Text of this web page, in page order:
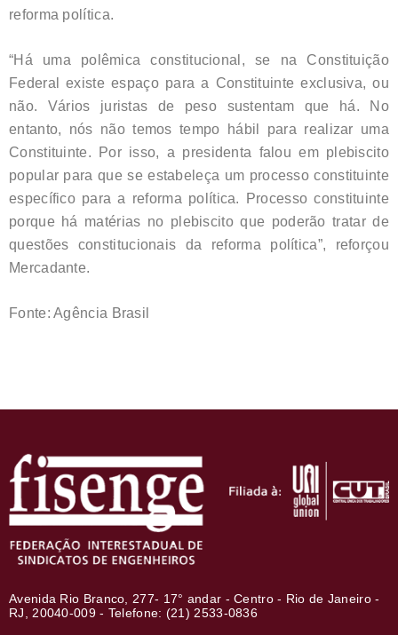
reforma política.
“Há uma polêmica constitucional, se na Constituição
Federal existe espaço para a Constituinte exclusiva, ou
não. Vários juristas de peso sustentam que há. No
entanto, nós não temos tempo hábil para realizar uma
Constituinte. Por isso, a presidenta falou em plebiscito
popular para que se estabeleça um processo constituinte
específico para a reforma política. Processo constituinte
porque há matérias no plebiscito que poderão tratar de
questões constitucionais da reforma política”, reforçou
Mercadante.
Fonte: Agência Brasil
Avenida Rio Branco, 277- 17° andar - Centro - Rio de Janeiro -
RJ, 20040-009 - Telefone: (21) 2533-0836